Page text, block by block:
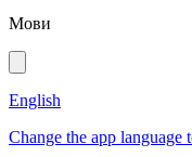
Мови
English
Change the app language